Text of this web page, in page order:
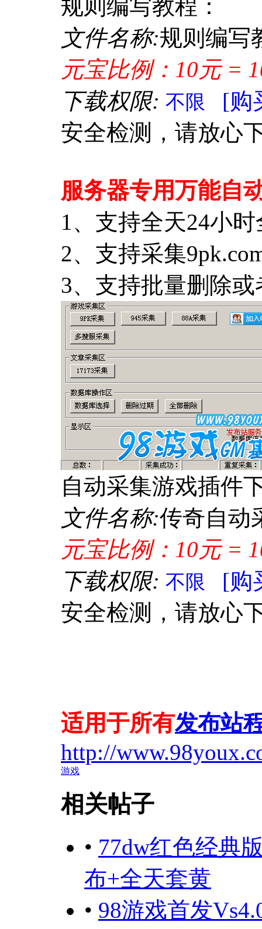
规则编写教程：
文件名称:规则编写
元宝比例：10元 =
下载权限: 不限
[购
安全检测，请放心
服务器专用万能自
1、支持全天24小
2、支持采集
3、支持批量删除
自动采集游戏插件
文件名称:传奇自动
元宝比例：10元 =
下载权限: 不限
[购
安全检测，请放心
适用于所有发布站
http://
游戏
相关帖子
• 77dw红色经典
布+全天套黄
• 98游戏首发